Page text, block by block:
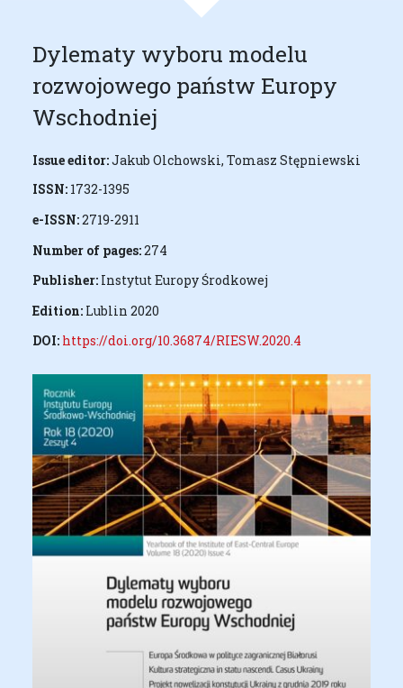
Dylematy wyboru modelu
rozwojowego państw Europy
Wschodniej
Issue editor:Jakub Olchowski, Tomasz Stępniewski
ISSN: 1732-1395
e-ISSN:2719-2911
Number of pages:274
Publisher: Instytut Europy Środkowej
Edition: Lublin 2020
DOI: https://doi.org/10.36874/RIESW.2020.4